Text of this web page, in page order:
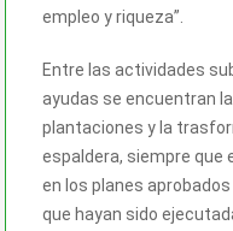
empleo y riqueza”.
Entre las actividades
ayudas se encuentran
plantaciones y la
espaldera, siempre
en los planes
que hayan sido